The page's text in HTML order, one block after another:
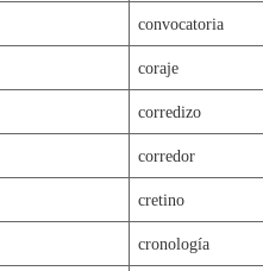
convocatoria
coraje
corredizo
corredor
cretino
cronología